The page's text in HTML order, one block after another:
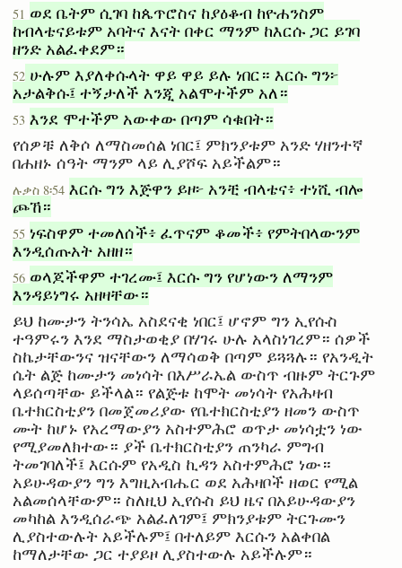
51 ወደ ቤትም ሲገባ ከጴጥሮስና ከያዕቆብ ከዮሐንስም
ከብላቴናይቱም አባትና እናት በቀር ማንም ከእርሱ ጋር ይገባ
ዘንድ አልፈቀደም።
52 ሁሉም እያለቀሱላት ዋይ ዋይ ይሉ ነበር። እርሱ ግን፦
አታልቅሱ፤ ተኝታለች እንጂ አልሞተችም አለ።
53 እንደ ሞተችም አውቀው በጣም ሳቁበት።
የሰዎቹ ለቅሶ ለማስመሰል ነበር፤ ምክንያቱም አንድ ሃዘንተኛ
በሐዘኑ ሰዓት ማንም ላይ ሊያሾፍ አይችልም።
ሉቃስ 8፡54 እርሱ ግን እጅዋን ይዞ፦ አንቺ ብላቴና፥ ተነሺ ብሎ
ጮኸ።
55 ነፍስዋም ተመለሰች፥ ፈጥናም ቆመች፥ የምትበላውንም
እንዲሰጡአት አዘዘ።
56 ወላጆችዋም ተገረሙ፤ እርሱ ግን የሆነውን ለማንም
እንዳይነግሩ አዘዛቸው።
ይህ ከሙታን ትንሳኤ አስደናቂ ነበር፤ ሆኖም ግን ኢየሱስ
ተዓምሩን እንደ ማስታወቂያ በሃገሩ ሁሉ አላስነገረም። ሰዎች
ስኬታቸውንና ዝናቸውን ለማሳወቅ በጣም ይጓጓሉ። የአንዲት
ሴት ልጅ ከሙታን መነሳት በእሥራኤል ውስጥ ብዙም ትርጉም
ላይሰጣቸው ይችላል። የልጅቱ ከሞት መነሳት የአሕዛብ
ቤተክርስቲያን በመጀመሪያው የቤተክርስቲያን ዘመን ውስጥ
ሙት ከሆኑ የአረማውያን አስተምሕሮ ወጥታ መነሳቷን ነው
የሚያመለክተው። ያች ቤተክርስቲያን ጠንካራ ምግብ
ትመገባለች፤ እርሱም የአዲስ ኪዳን አስተምሕሮ ነው።
አይሁዳውያን ግን እግዚአብሔር ወደ አሕዛቦች ዘወር የሚል
አልመሰላቸውም። ስለዚህ ኢየሱስ ይህ ዜና በአይሁዳውያን
መካከል እንዲሰራጭ አልፈለገም፤ ምክንያቱም ትርጉሙን
ሊያስተውሉት አይችሉም፤ በተለይም እርሱን አልቀበል
ከማለታቸው ጋር ተያይዞ ሊያስተውሉ አይችሉም።